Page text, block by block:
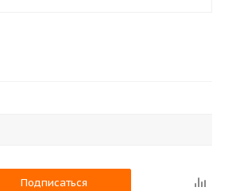
Подписаться